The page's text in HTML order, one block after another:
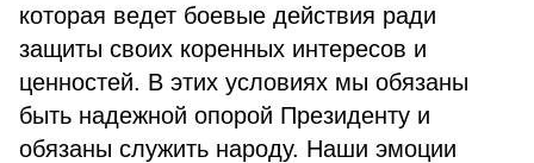
которая ведет боевые действия ради
защиты своих коренных интересов и
ценностей. В этих условиях мы обязаны
быть надежной опорой Президенту и
обязаны служить народу. Наши эмоции